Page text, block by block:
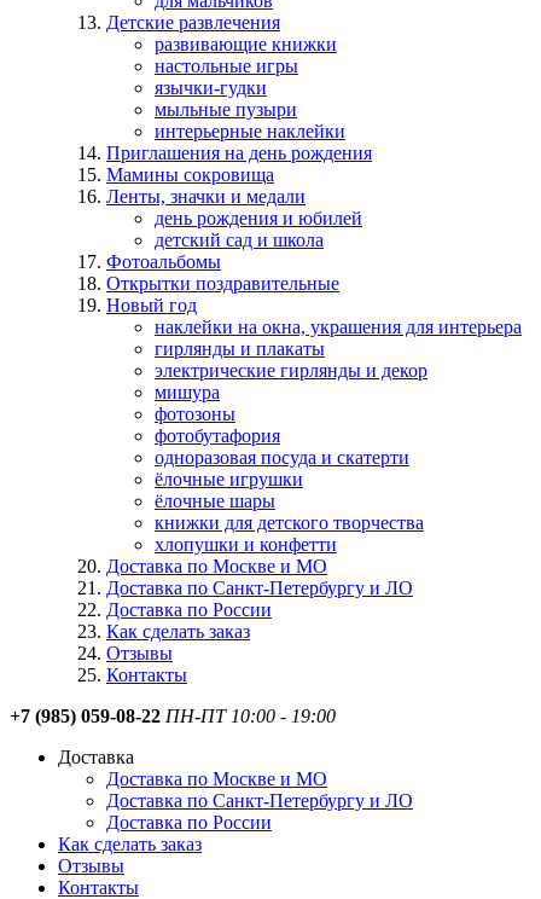
Детские развлечения
развивающие книжки
настольные игры
язычки-гудки
мыльные пузыри
интерьерные наклейки
Приглашения на день рождения
Мамины сокровища
Ленты, значки и медали
день рождения и юбилей
детский сад и школа
Фотоальбомы
Открытки поздравительные
Новый год
наклейки на окна, украшения для интерьера
гирлянды и плакаты
электрические гирлянды и декор
мишура
фотозоны
фотобутафория
одноразовая посуда и скатерти
ёлочные игрушки
ёлочные шары
книжки для детского творчества
хлопушки и конфетти
Доставка по Москве и МО
Доставка по Санкт-Петербургу и ЛО
Доставка по России
Как сделать заказ
Отзывы
Контакты
+7 (985) 059-08-22 ПН-ПТ 10:00 - 19:00
Доставка
Доставка по Москве и МО
Доставка по Санкт-Петербургу и ЛО
Доставка по России
Как сделать заказ
Отзывы
Контакты